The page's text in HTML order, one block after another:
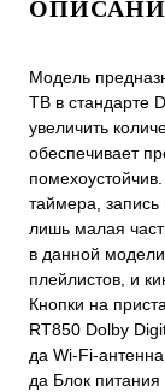
Модель
ТВ в стандарте
увеличить
обеспечивает
таймера,
лишь малая
в данной
плейлистов, и
Кнопки на
RT850 Dolby
да Wi-Fi-
да Блок